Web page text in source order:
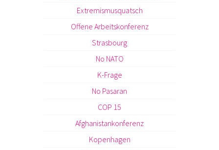
Extremismusquatsch
Offene Arbeitskonferenz
Strasbourg
No NATO
K-Frage
No Pasaran
COP 15
Afghanistankonferenz
Kopenhagen